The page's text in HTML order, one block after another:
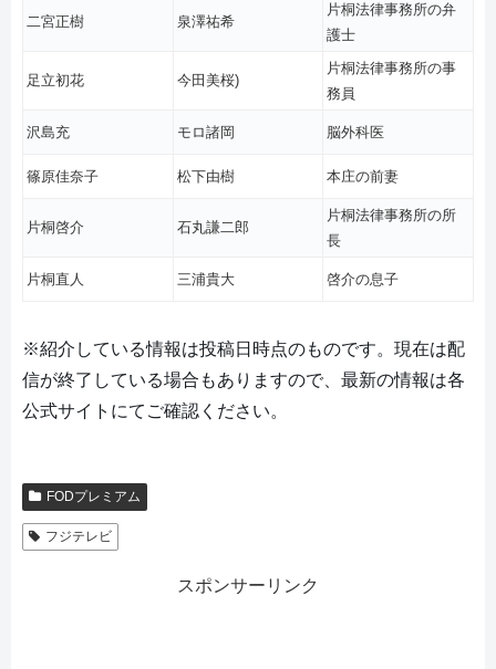
二宮正樹 泉澤祐希
片桐法律事務所の弁
護士
足立初花 今田美桜)
片桐法律事務所の事
務員
沢島充 モロ諸岡 脳外科医
篠原佳奈子 松下由樹 本庄の前妻
片桐啓介 石丸謙二郎
片桐法律事務所の所
長
片桐直人 三浦貴大 啓介の息子
※紹介している情報は投稿日時点のものです。現在は配
信が終了している場合もありますので、最新の情報は各
公式サイトにてご確認ください。
FODプレミアム
フジテレビ
スポンサーリンク